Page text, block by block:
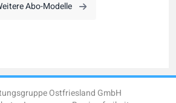
Abo-Modelle
Ostfriesland GmbH